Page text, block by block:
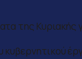
της Κυριακής
κυβερνητικού